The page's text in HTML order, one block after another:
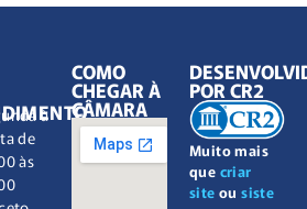
à
de
às
COMO
CHEGAR À
CÂMARA
Muito mais
que criar
site ousiste
POR CR2